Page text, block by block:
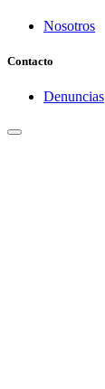
Nosotros
Contacto
Denuncias